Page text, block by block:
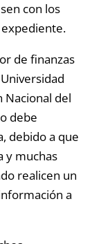
con los
de finanzas
Nacional del
debe
debido a que
y muchas
realicen un
a